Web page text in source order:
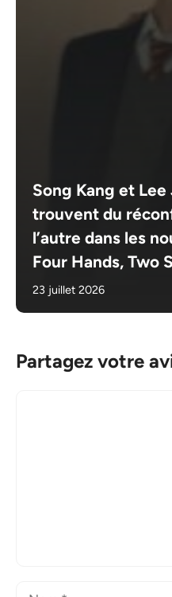
Song Kang et
trouvent du
l’autre dans les
Four Hands, Two
23 juillet 2026
Partagez votre